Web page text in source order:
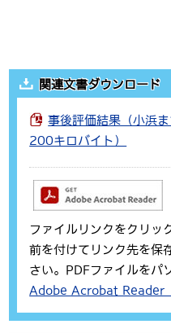
関連文書ダウンロード
事後評価結果（小浜
200キロバイト）
ファイルリンクをクリッ
前を付けてリンク先を保
さい。PDFファイルをパ
Adobe Acrobat Reader